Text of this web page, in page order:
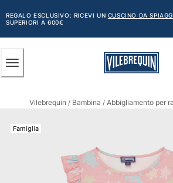
AL
CONTENUTO
PRINCIPALE
REGALO ESCLUSIVO: RICEVI UN CUSCINO DA
SUPERIORI A 600€
Vedi tutti i Uomo
Pantaloncini mare
Classico
Classico stretch
Vilebrequin / Bambina / Abbigliamento per
Famiglia